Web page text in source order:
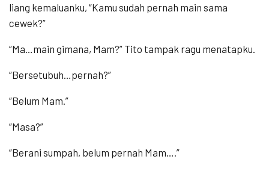
liang kemaluanku, “Kamu sudah pernah main sama
cewek?”
“Ma…main gimana, Mam?” Tito tampak ragu menatapku.
“Bersetubuh…pernah?”
“Belum Mam.”
“Masa?”
“Berani sumpah, belum pernah Mam….”